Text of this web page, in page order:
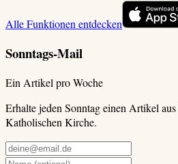
Alle Funktionen entdecken
Sonntags-Mail
Ein Artikel pro Woche
Erhalte jeden Sonntag einen Artikel
Katholischen Kirche.